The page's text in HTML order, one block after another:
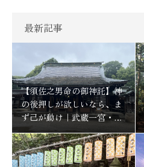
最新記事
【須佐之男命の御神託】神
の後押しが欲しいなら、ま
ず己が動け｜武蔵一宮・氷
川神社